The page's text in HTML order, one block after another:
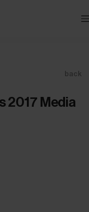
back
2017 Media